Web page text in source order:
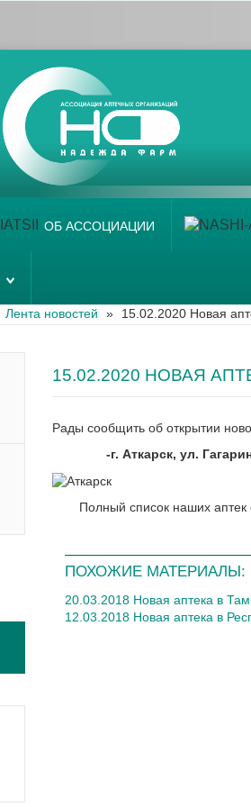
ОБ АССОЦИАЦИИ
Лента новостей » 15.02.2020 Новая
15.02.2020 НОВАЯ
Рады сообщить об открытии
-г. Аткарск, ул.
Полный список наших аптек
ПОХОЖИЕ МАТЕРИАЛЫ:
20.03.2018 Новая аптека в
12.03.2018 Новая аптека в